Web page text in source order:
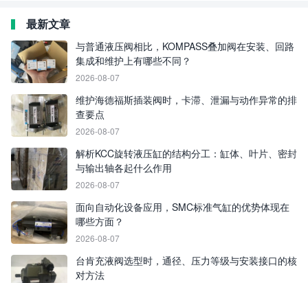
最新文章
与普通液压阀相比，KOMPASS叠加阀在安装、回路
集成和维护上有哪些不同？
2026-08-07
维护海德福斯插装阀时，卡滞、泄漏与动作异常的排
查要点
2026-08-07
解析KCC旋转液压缸的结构分工：缸体、叶片、密封
与输出轴各起什么作用
2026-08-07
面向自动化设备应用，SMC标准气缸的优势体现在
哪些方面？
2026-08-07
台肯充液阀选型时，通径、压力等级与安装接口的核
对方法